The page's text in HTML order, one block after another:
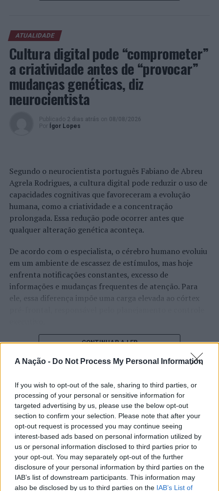
A Nação - Do Not Process My Personal Information
If you wish to opt-out of the sale, sharing to third parties, or
processing of your personal or sensitive information for
targeted advertising by us, please use the below opt-out
section to confirm your selection. Please note that after your
opt-out request is processed you may continue seeing
interest-based ads based on personal information utilized by
us or personal information disclosed to third parties prior to
your opt-out. You may separately opt-out of the further
disclosure of your personal information by third parties on the
IAB’s list of downstream participants. This information may
also be disclosed by us to third parties on the IAB’s List of
– União de Freguesias da Póvoa de Santa Iria e Forte da
Casa:
Casos Ativos: 181 (mais 38)
Total de recuperados: 5.657 (mais 72)
– Freguesia de Vialonga:
Total de recuperados: 3.740 (mais 69)
Total de confirmados: 3.866 (mais 40)
– Freguesia de Vila Franca de Xira:
Total de recuperados: 1.751 (mais 18)
Total de confirmados: 1.882 (mais 59)
O Comunicado Técnico-Operacional (CTO), emitido pelo
mais recentes disponibilizados pela Unidade de Saúde
Estuário do Tejo (ACES Estuário do Tejo). A área de
Alenquer, Arruda dos Vinhos, Azambuja, Benavente e
Vila Franca de Xira. O ACES Estuário do Tejo é o
organismo dependente da Administração Regional de
Saúde de Lisboa e Vale do Tejo e do Ministério da Saúde
de maior proximidade aos territórios concelhios.
Reforça-se a recomendação a toda a população para que
tome todas as medidas de precaução definidas pelo
Governo e pela Direção Geral de Saúde.
ATUALIDADE
Cultura digital pode “comprometer”
a criatividade antes de “provocar”
mudanças genéticas, diz
neurocientista
Publicado 2 dias atrás on 08/08/2026
Por
Ígor Lopes
Segundo o neurocientista português Fabiano de Abreu
Agrela Rodrigues, a cultura digital pode reduzir o uso de
capacidades cognitivas que favoreceram a evolução
humana, como a criatividade e a concentração
prolongada. Essa redução pode ocorrer antes que
qualquer alteração genética aconteça.
De acordo com o especialista, o cérebro humano evoluiu
em um ambiente de escassez de estímulos, mas hoje
enfrenta notificações constantes, excesso de
informações e mudanças frequentes de atenção. Para
ele, essa diferença impõe uma carga elevada ao córtex
O pesquisador afirma que plataformas digitais também
estimulam continuamente o sistema de recompensa do
cérebro, favorecendo a fadiga mental, a dificuldade de
tarefas inacabadas permanecem ativas na memória e
aumentam a sensação de sobrecarga, enquanto o stress
prolongado pode elevar os níveis de cortisol e
prejudicar o desempenho cognitivo.
Fabiano de Abreu Agrela Rodrigues ressalta que não há
evidências de que o ambiente digital provoque mudanças
genéticas na espécie humana. A adaptação observada,
afirma, ocorre por meio da neuroplasticidade, processo
CONTINUAR A LER
ATUALIDADE
“Millennium Estoril Open 2026”
regressou ao circuito ATP com
vitória do francês Luca Van Assche
Publicado 3 dias atrás on 07/08/2026
Por Ígor Lopes